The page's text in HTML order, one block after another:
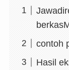
contoh
Hasil